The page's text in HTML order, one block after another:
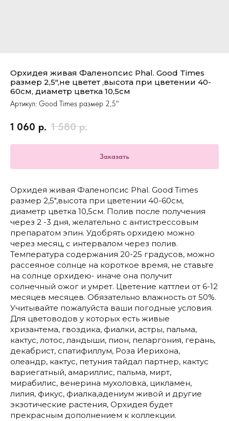
Орхидея живая Фаленопсис Phal. Good Times
размер 2,5",не цветет ,высота при цветении 40-
60см, диаметр цветка 10,5см
Артикул: Good Times размер 2,5"
1 060 р. 1 580 р.
Заказать
Орхидея живая Фаленопсис Phal. Good Times
размер 2,5",высота при цветении 40-60см,
диаметр цветка 10,5см. Полив после получения
через 2 -3 дня, желательно с антистрессовым
препаратом эпин. Удобрять орхидею можно
через месяц, с интервалом через полив.
Температура содержания 20-25 градусов, можно
рассеяное солнце на короткое время, не ставьте
на солнце орхидею- иначе она получит
солнечный ожог и умрет. Цветение каттлеи от 6-12
месяцев месяцев. Обязательно влажность от 50%.
Учитывайте пожалуйста ваши погодные условия.
Для цветоводов у которых есть живые
хризантема, гвоздика, фиалки, астры, пальма,
кактус, лотос, ландыши, пион, пеларгония, герань,
декабрист, спатифиллум, Роза Иерихона,
олеандр, кактус, петуния тайдал партнер, кактус
вариегатный, амариллис, пальма, мирт,
мирабилис, венерина мухоловка, цикламен,
лилия, фикус, фиалка,адениум живой и другие
экзотические растения, Орхидея будет
прекрасным дополнением к коллекции.